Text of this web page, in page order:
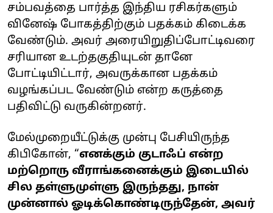
சம்பவத்தை பார்த்த இந்திய ரசிகர்களும்
வினேஷ் போகத்திற்கும் பதக்கம் கிடைக்க
வேண்டும். அவர் அரையிறுதிப்போட்டிவரை
சரியான உடற்தகுதியுடன் தானே
போட்டியிட்டார், அவருக்கான பதக்கம்
வழங்கப்பட வேண்டும் என்ற கருத்தை
பதிவிட்டு வருகின்றனர்.
மேல்முறையீட்டுக்கு முன்பு பேசியிருந்த
கிபிகோன், “எனக்கும் குடாஃப் என்ற
மற்றொரு வீராங்கனைக்கும் இடையில்
சில தள்ளுமுள்ளு இருந்தது, நான்
முன்னால் ஓடிக்கொண்டிருந்தேன், அவர்